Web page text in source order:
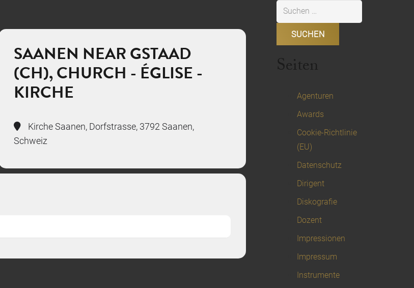
SAANEN NEAR GSTAAD
(CH), CHURCH - ÉGLISE -
KIRCHE
Kirche Saanen, Dorfstrasse, 3792 Saanen,
Schweiz
Suchen
nach:
Seiten
Agenturen
Awards
Cookie-Richtlinie
(EU)
Datenschutz
Dirigent
Diskografie
Dozent
Impressionen
Impressum
Instrumente